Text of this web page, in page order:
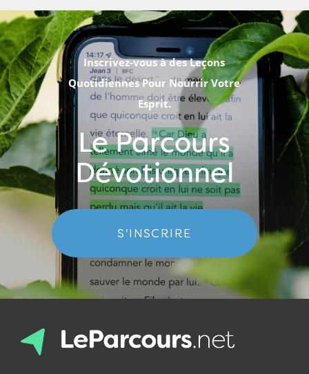
Inscrivez-vous à des Leçons
Quotidiennes Pour Nourrir Votre
Esprit.
Le Parcours
Dévotionnel
S'INSCRIRE